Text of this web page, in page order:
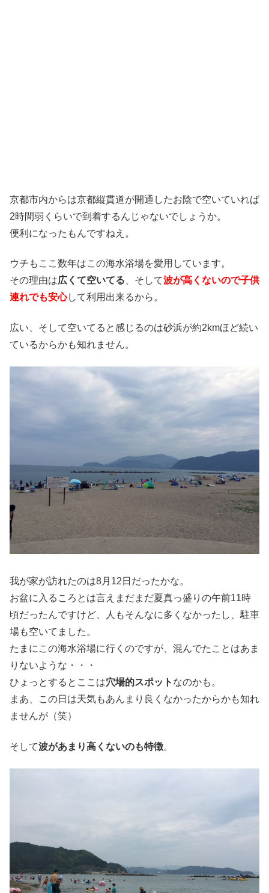
京都市内からは京都縦貫道が開通したお陰で空いていれば
2時間弱くらいで到着するんじゃないでしょうか。
便利になったもんですねえ。
ウチもここ数年はこの海水浴場を愛用しています。
その理由は広くて空いてる 、そして波が高くないので子供
連れでも安心して利用出来るから。
広い、そして空いてると感じるのは砂浜が約2kmほど続い
ているからかも知れません。
我が家が訪れたのは8月12日だったかな。
お盆に入るころとは言えまだまだ夏真っ盛りの午前11時
頃だったんですけど、人もそんなに多くなかったし、駐車
場も空いてました。
たまにこの海水浴場に行くのですが、混んでたことはあま
りないような・・・
ひょっとするとここは穴場的スポット なのかも。
まあ、この日は天気もあんまり良くなかったからかも知れ
ませんが（笑）
そして波があまり高くないのも特徴。